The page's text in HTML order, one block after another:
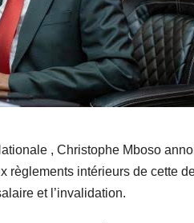
, Christophe Mboso
règlements intérieurs de cette
et l’invalidation.